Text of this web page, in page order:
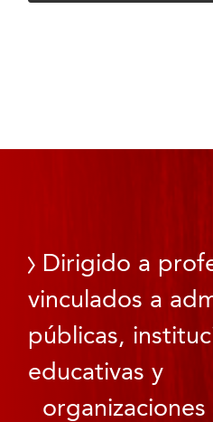
Dirigido a
vinculados a
públicas,
educativas y